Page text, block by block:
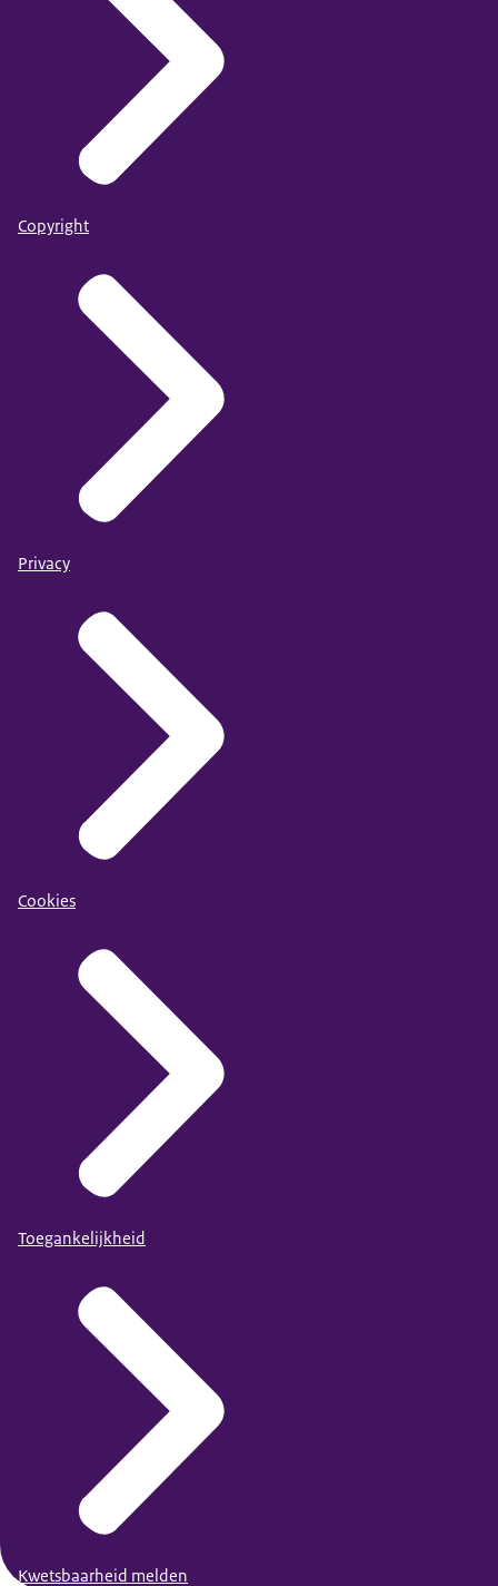
Copyright
Privacy
Cookies
Toegankelijkheid
Kwetsbaarheid melden